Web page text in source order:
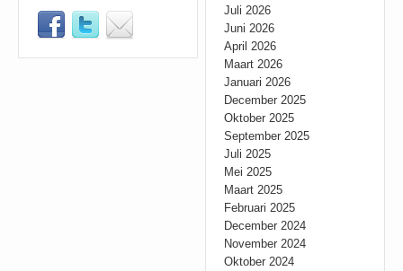
Juli 2026
Juni 2026
April 2026
Maart 2026
Januari 2026
December 2025
Oktober 2025
September 2025
Juli 2025
Mei 2025
Maart 2025
Februari 2025
December 2024
November 2024
Oktober 2024